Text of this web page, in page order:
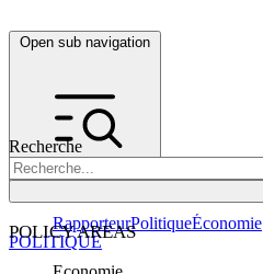
Open sub navigation
Recherche
POLICY AREAS
RapporteurPolitiqueÉconomie
POLITIQUE